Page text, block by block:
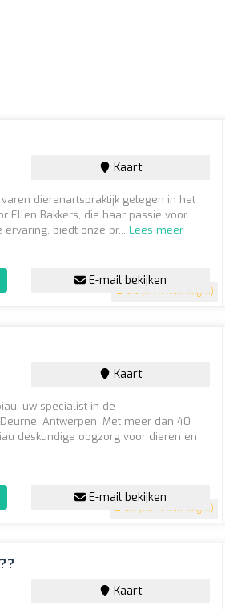
4.9 (88 beoordelingen)
Kaart
dierenartspraktijk gelegen in het
Ellen Bakkers, die haar passie voor
biedt onze pr...Lees meer
E-mail bekijken
4.5 (102 beoordelingen)
Kaart
uw specialist in de
Antwerpen. Met meer dan 40
deskundige oogzorg voor dieren en
E-mail bekijken
Kaart